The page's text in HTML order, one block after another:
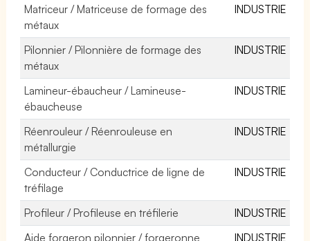
Matriceur / Matriceuse de formage des
métaux
INDUSTRIE
Pilonnier / Pilonnière de formage des
métaux
INDUSTRIE
Lamineur-ébaucheur / Lamineuse-
ébaucheuse
INDUSTRIE
Réenrouleur / Réenrouleuse en
métallurgie
INDUSTRIE
Conducteur / Conductrice de ligne de
tréfilage
INDUSTRIE
Profileur / Profileuse en tréfilerie
INDUSTRIE
Aide forgeron pilonnier / forgeronne
INDUSTRIE